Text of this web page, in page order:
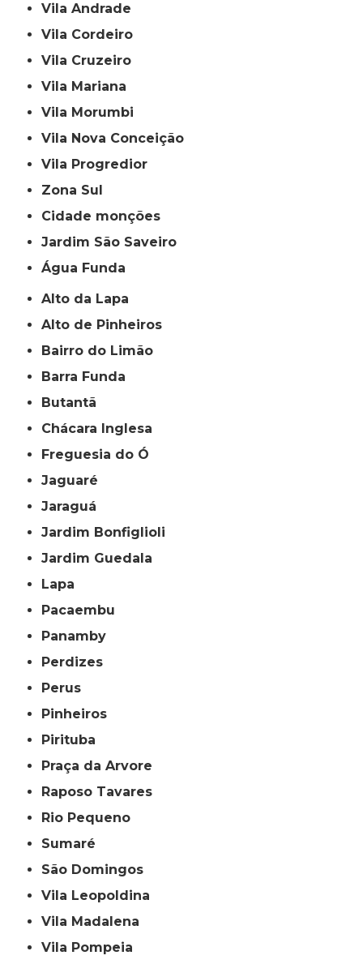
Vila Andrade
Vila Cordeiro
Vila Cruzeiro
Vila Mariana
Vila Morumbi
Vila Nova Conceição
Vila Progredior
Zona Sul
cidade monções
jardim São Saveiro
Água Funda
Alto da Lapa
Alto de Pinheiros
Bairro do Limão
Barra Funda
Butantã
Chácara Inglesa
Freguesia do Ó
Jaguaré
Jaraguá
Jardim Bonfiglioli
Jardim Guedala
Lapa
Pacaembu
Panamby
Perdizes
Perus
Pinheiros
Pirituba
Praça da Arvore
Raposo Tavares
Rio Pequeno
Sumaré
São Domingos
Vila Leopoldina
Vila Madalena
Vila Pompeia